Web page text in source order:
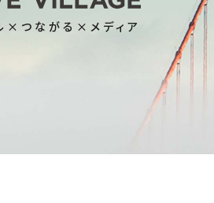
×つながる×メディア